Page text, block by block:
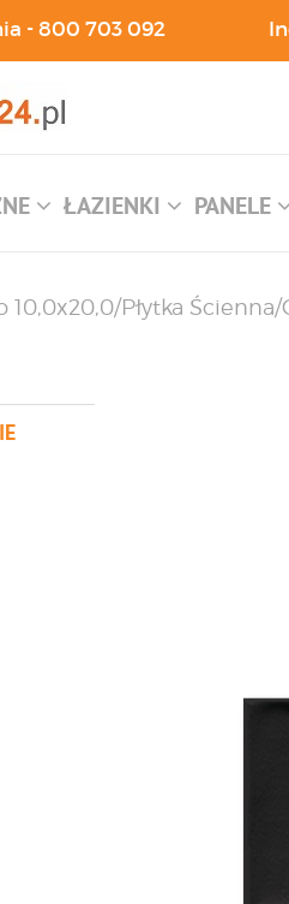
-800 703 092
ŁAZIENKI PANELE
10,0x20,0/Płytka Ścienna/